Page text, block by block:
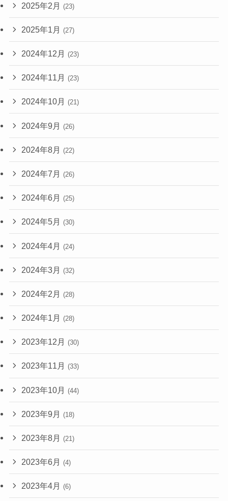
2025年2月 (23)
2025年1月 (27)
2024年12月 (23)
2024年11月 (23)
2024年10月 (21)
2024年9月 (26)
2024年8月 (22)
2024年7月 (26)
2024年6月 (25)
2024年5月 (30)
2024年4月 (24)
2024年3月 (32)
2024年2月 (28)
2024年1月 (28)
2023年12月 (30)
2023年11月 (33)
2023年10月 (44)
2023年9月 (18)
2023年8月 (21)
2023年6月 (4)
2023年4月 (6)